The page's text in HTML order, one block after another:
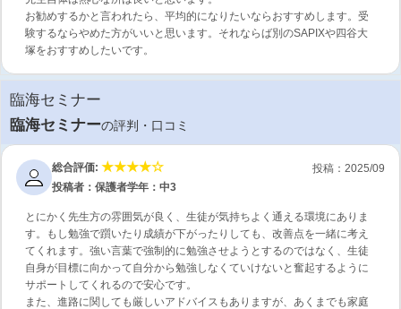
お勧めするかと言われたら、平均的になりたいならおすすめします。受
験するならやめた方がいいと思います。それならば別のSAPIXや四谷大
塚をおすすめしたいです。
臨海セミナー
臨海セミナーの評判・口コミ
投稿：2025/09
総合評価:
投稿者：保護者学年：中3
とにかく先生方の雰囲気が良く、生徒が気持ちよく通える環境にありま
す。もし勉強で躓いたり成績が下がったりしても、改善点を一緒に考え
てくれます。強い言葉で強制的に勉強させようとするのではなく、生徒
自身が目標に向かって自分から勉強しなくていけないと奮起するように
サポートしてくれるので安心です。
また、進路に関しても厳しいアドバイスもありますが、あくまでも家庭